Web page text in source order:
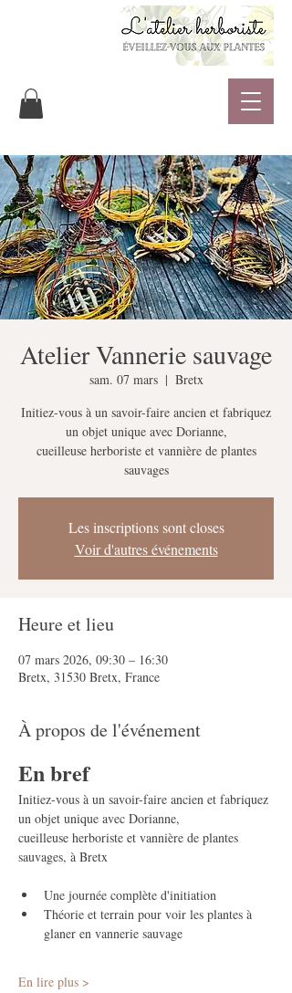
Atelier Vannerie sauvage
sam. 07 mars
  |
Bretx
Initiez-vous à un savoir-faire ancien et fabriquez
un objet unique avec Dorianne,
cueilleuse herboriste et vannière de plantes
sauvages
Les inscriptions sont closes
Voir d'autres événements
Heure et lieu
07 mars 2026, 09:30 – 16:30
Bretx, 31530 Bretx, France
À propos de l'événement
En bref
Initiez-vous à un savoir-faire ancien et fabriquez
un objet unique avec Dorianne,
cueilleuse herboriste et vannière de plantes
sauvages, à Bretx
Une journée complète d'initiation
Théorie et terrain pour voir les plantes à
glaner en vannerie sauvage
En lire plus >